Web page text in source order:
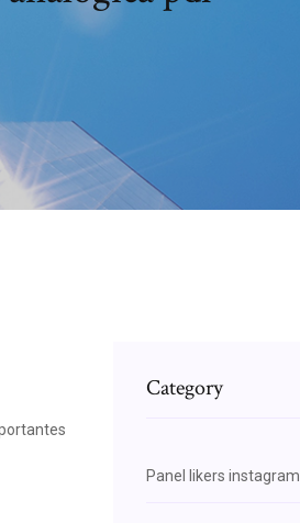
Category
Panel likers instagram